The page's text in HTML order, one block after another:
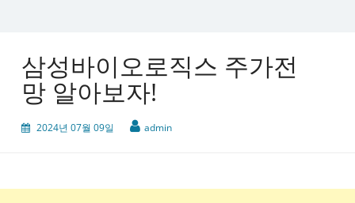
삼성바이오로직스 주가전
망 알아보자!
2024년 07월 09일 admin